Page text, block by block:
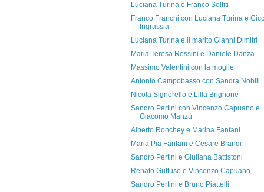
Luciana Turina e Franco Solfiti
Franco Franchi con Luciana Turina e
Ingrassia
Luciana Turina e il marito Gianni Dimitri
Maria Teresa Rossini e Daniele Danza
Massimo Valentini con la moglie
Antonio Campobasso con Sandra Nobili
Nicola Signorello e Lilla Brignone
Sandro Pertini con Vincenzo Capuano e
Giacomo Manzù
Alberto Ronchey e Marina Fanfani
Maria Pia Fanfani e Cesare Brandi
Sandro Pertini e Giuliana Battistoni
Renato Guttuso e Vincenzo Capuano
Sandro Pertini e Bruno Piattelli